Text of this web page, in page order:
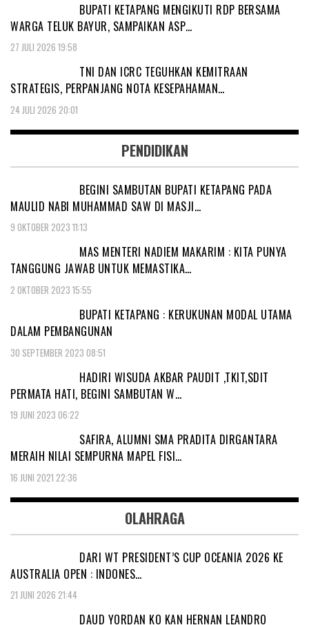
BUPATI KETAPANG MENGIKUTI RDP BERSAMA
WARGA TELUK BAYUR, SAMPAIKAN ASP…
27 JULI 2026 19:58
TNI DAN ICRC TEGUHKAN KEMITRAAN
STRATEGIS, PERPANJANG NOTA KESEPAHAMAN…
24 JULI 2026 20:01
PENDIDIKAN
BEGINI SAMBUTAN BUPATI KETAPANG PADA
MAULID NABI MUHAMMAD SAW DI MASJI…
9 OKTOBER 2023 11:13
MAS MENTERI NADIEM MAKARIM : KITA PUNYA
TANGGUNG JAWAB UNTUK MEMASTIKA…
2 OKTOBER 2023 15:55
BUPATI KETAPANG : KERUKUNAN MODAL UTAMA
DALAM PEMBANGUNAN
30 SEPTEMBER 2023 08:51
HADIRI WISUDA AKBAR PAUDIT ,TKIT,SDIT
PERMATA HATI, BEGINI SAMBUTAN W…
19 JUNI 2023 06:22
SAFIRA, ALUMNI SMA PRADITA DIRGANTARA
MERAIH NILAI SEMPURNA MAPEL FISI…
16 JUNI 2021 22:36
OLAHRAGA
DARI WT PRESIDENT’S CUP OCEANIA 2026 KE
AUSTRALIA OPEN : INDONES…
21 JUNI 2026 21:44
DAUD YORDAN KO KAN HERNAN LEANDRO